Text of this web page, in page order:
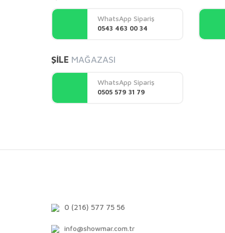
Ürün açıklamasında eksik bilgiler bulunuyor.
Ürün bilgilerinde hatalar bulunuyor.
Ürün fiyatı diğer sitelerden daha pahalı.
Bu ürüne benzer farklı alternatifler olmalı.
WhatsApp Sipariş
0543 463 00 34
ŞİLE MAĞAZASI
WhatsApp Sipariş
0505 579 31 79
0 (216) 577 75 56
info@showmar.com.tr